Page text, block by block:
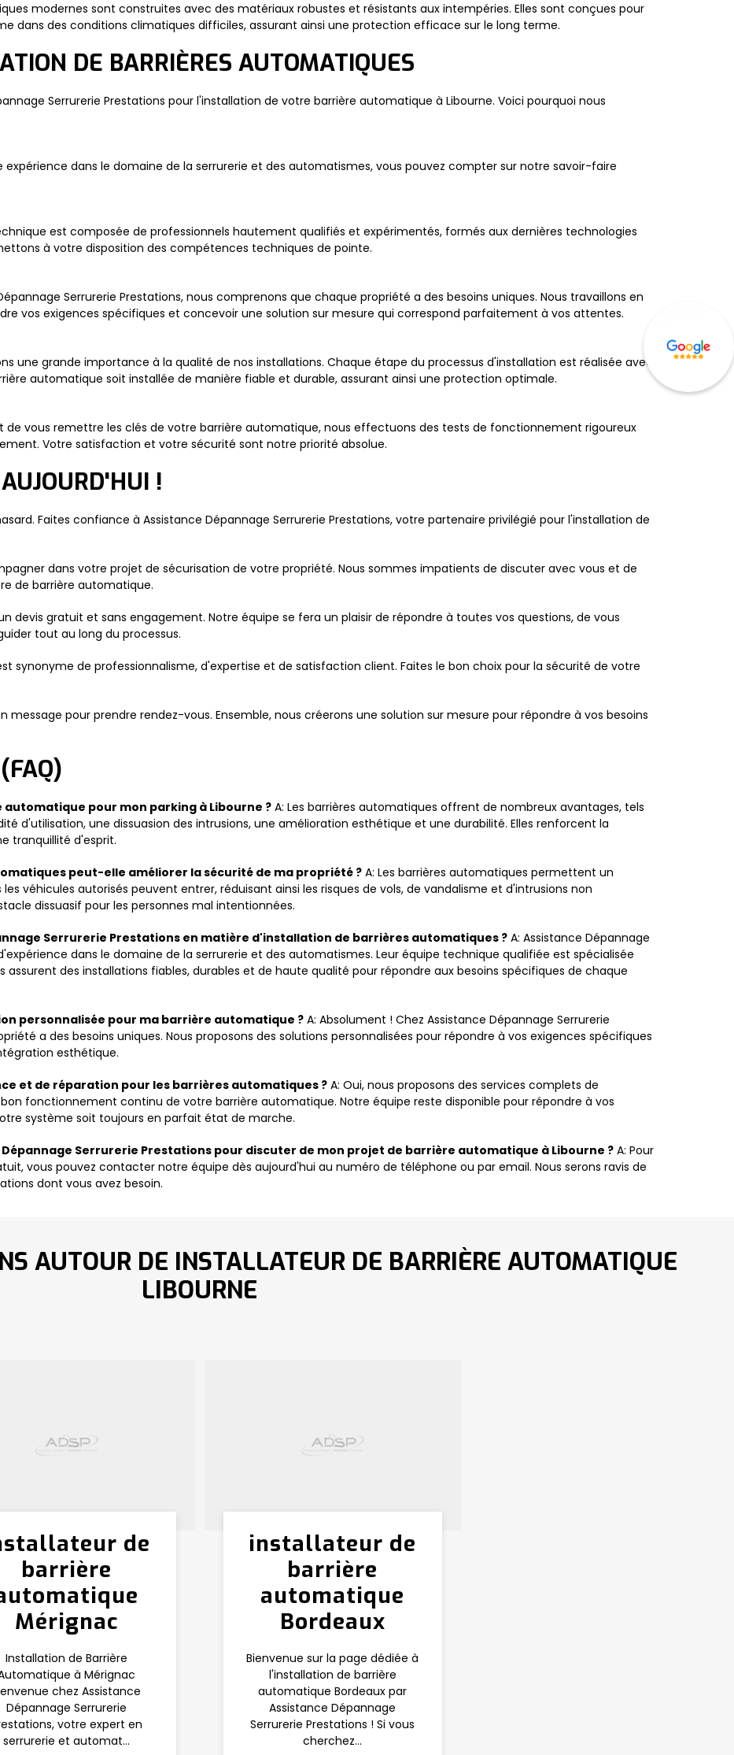
modernes sont construites avec des matériaux robustes et résistants aux intempéries. Elles sont conçues pour
dans des conditions climatiques difficiles, assurant ainsi une protection efficace sur le long terme.
DE BARRIÈRES AUTOMATIQUES
Serrurerie Prestations pour l'installation de votre barrière automatique à Libourne. Voici pourquoi nous
expérience dans le domaine de la serrurerie et des automatismes, vous pouvez compter sur notre savoir-faire
est composée de professionnels hautement qualifiés et expérimentés, formés aux dernières technologies
à votre disposition des compétences techniques de pointe.
Serrurerie Prestations, nous comprenons que chaque propriété a des besoins uniques. Nous travaillons en
vos exigences spécifiques et concevoir une solution sur mesure qui correspond parfaitement à vos attentes.
une grande importance à la qualité de nos installations. Chaque étape du processus d'installation est réalisée avec
automatique soit installée de manière fiable et durable, assurant ainsi une protection optimale.
de vous remettre les clés de votre barrière automatique, nous effectuons des tests de fonctionnement rigoureux
Votre satisfaction et votre sécurité sont notre priorité absolue.
!
Faites confiance à Assistance Dépannage Serrurerie Prestations, votre partenaire privilégié pour l'installation de
dans votre projet de sécurisation de votre propriété. Nous sommes impatients de discuter avec vous et de
de barrière automatique.
devis gratuit et sans engagement. Notre équipe se fera un plaisir de répondre à toutes vos questions, de vous
tout au long du processus.
synonyme de professionnalisme, d'expertise et de satisfaction client. Faites le bon choix pour la sécurité de votre
pour prendre rendez-vous. Ensemble, nous créerons une solution sur mesure pour répondre à vos besoins
pour mon parking à Libourne ? A: Les barrières automatiques offrent de nombreux avantages, tels
d'utilisation, une dissuasion des intrusions, une amélioration esthétique et une durabilité. Elles renforcent la
tranquillité d'esprit.
peut-elle améliorer la sécurité de ma propriété ? A: Les barrières automatiques permettent un
véhicules autorisés peuvent entrer, réduisant ainsi les risques de vols, de vandalisme et d'intrusions non
dissuasif pour les personnes mal intentionnées.
Serrurerie Prestations en matière d'installation de barrières automatiques ?A: Assistance Dépannage
dans le domaine de la serrurerie et des automatismes. Leur équipe technique qualifiée est spécialisée
assurent des installations fiables, durables et de haute qualité pour répondre aux besoins spécifiques de chaque
personnalisée pour ma barrière automatique ? A: Absolument ! Chez Assistance Dépannage Serrurerie
a des besoins uniques. Nous proposons des solutions personnalisées pour répondre à vos exigences spécifiques
esthétique.
et de réparation pour les barrières automatiques ? A: Oui, nous proposons des services complets de
fonctionnement continu de votre barrière automatique. Notre équipe reste disponible pour répondre à vos
système soit toujours en parfait état de marche.
Serrurerie Prestations pour discuter de mon projet de barrière automatique à Libourne ? A: Pour
vous pouvez contacter notre équipe dès aujourd'hui au numéro de téléphone ou par email. Nous serons ravis de
dont vous avez besoin.
AUTOUR DE INSTALLATEUR DE BARRIÈRE AUTOMATIQUE
LIBOURNE
de
barrière
Mérignac
Installation de Barrière
à Mérignac
chez Assistance
Dépannage Serrurerie
votre expert en
serrurerie et automat...
installateur de
barrière
automatique
Bordeaux
Bienvenue sur la page dédiée à
l'installation de barrière
automatique Bordeaux par
Assistance Dépannage
Serrurerie Prestations ! Si vous
cherchez...